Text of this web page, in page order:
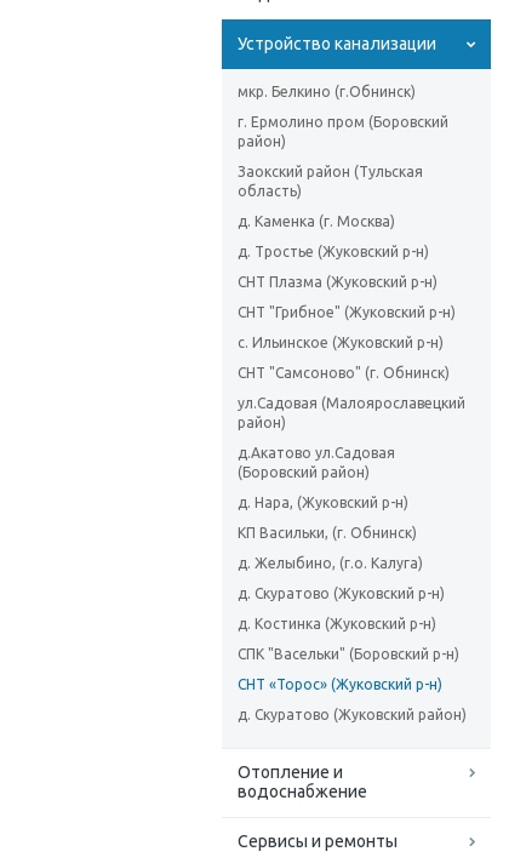
Устройство канализации
мкр. Белкино (г.Обнинск)
г. Ермолино пром (Боровский
район)
Заокский район (Тульская
область)
д. Каменка (г. Москва)
д. Тростье (Жуковский р-н)
СНТ Плазма (Жуковский р-н)
СНТ "Грибное" (Жуковский р-н)
с. Ильинское (Жуковский р-н)
СНТ "Самсоново" (г. Обнинск)
ул.Садовая (Малоярославецкий
район)
д.Акатово ул.Садовая
(Боровский район)
д. Нара, (Жуковский р-н)
КП Васильки, (г. Обнинск)
д. Желыбино, (г.о. Калуга)
д. Скуратово (Жуковский р-н)
д. Костинка (Жуковский р-н)
СПК "Васельки" (Боровский р-н)
СНТ «Торос» (Жуковский р-н)
д. Скуратово (Жуковский район)
Отопление и
водоснабжение
Сервисы и ремонты